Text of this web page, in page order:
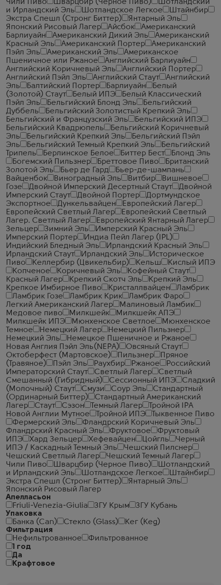
Чили Пиво Шварцбир (Черное Пиво)
Шотландский
и Ирландский Эль
Шотландское Легкое
Штайнбир
Экстра Спешл (Стронг Биттер)
Янтарный Эль
Японский Рисовый Лагер
Айсбок
Американский
Барлиуайн
Американский Дикий Эль
Американский
Красный Эль
Американский Портер
Американский
Пэйл Эль
Американский Эль
Американское
Пшеничное или Ржаное
Английский Барлиуайн
Английский Коричневый Эль
Английский Портер
Английский Пэйл Эль
Английский Стаут
Английский
Эль
Балтийский Портер Барлиуайн
Белый
(Золотой) Стаут
Белый ИПЭ
Белый Классический
Пэйл Эль
Бельгийский Блонд Эль
Бельгийский
Дуббель
Бельгийский Золотистый Крепкий Эль
Бельгийский и Французский Эль
Бельгийский ИПЭ
Бельгийский Квадрюпель
Бельгийский Коричневый
Эль
Бельгийский Крепкий Эль
Бельгийский Пэйл
Эль
Бельгийский Темный Крепкий Эль
Бельгийский
Трипель
Берлинское Белое Биттер Бест
Блонд Эль
Богемский Пильзнер
Бреттовое Пиво
Британский
Золотой Эль
Бьер де Гард
Бьер-де-шампань
Вайценбок
Виноградный Эль Витбир
Вишневое
Гозе
Двойной Имперский Десертный Стаут
Двойной
Имперский Стаут
Двойной Портер
Дортмундское
Экспортное
Дункельвайцен
Европейский Лагер
Европейский Светлый Лагер
Европейский Светлый
Лагер. Светлый Лагер
Европейский Янтарный Лагер
Зельцер
Зимний Эль
Имперский Красный Эль
Имперский Портер
Индиа Пейл Лагер (IPL)
Индийский Бледный Эль
Ирландский Красный Эль
Ирландский Стаут
Ирландский Эль
Историческое
Пиво
Келлербир (Цвикельбир) Кельш
Кислый ИПЭ
Копченое
Коричневый Эль
Кофейный Стаут
Красный Лагер
Крепкий Скотч Эль
Крепкий Эль
Крепкое Имбирное Пиво
Кристаллвайцен
Ламбрик
Ламбрик Гозе
Ламбрик Крик
Ламбрик Фаро
Легкий Американский Лагер
Малиновый Ламбик
Медовое пиво
Милкшейк
Милкшейк АПЭ
Милкшейк ИПЭ
Мюнхенское Светлое
Мюнхенское
Темное
Немецкий Лагер
Немецкий Пильзнер
Немецкий Эль
Немецкое Пшеничное и Ржаное
Новая Англия Пэйл Эль(NEPA)
Овсяный Стаут
Октоберфест (Мартовское)
Пильзнер
Пряное
(Травяное)
Пэйл Эль Раухбир Ржаное
Российский
Императорский Стаут
Светлый Лагер
Светлый
Смешанный (Гибридный)
Сессионный ИПЭ
Сладкий
(Молочный) Стаут
Смузи Соур Эль
Стандартный
(Ординарный Биттер)
Стандартный Американский
Лагер
Стаут Сэзон Темный Лагер
Тройной IPA
Новой Англии Мутное
Тройной ИПЭ
Тыквенное Пиво
Фермерский Эль
Фландрский Коричневый Эль
Фландрский Красный Эль
Фруктовое
Фруктовый
ИПЭ
Хард Зельцер Хефевайцен Цойгль
Черный
ИПЭ / Каскадный Темный Эль
Чешский Пилснер
Чешский Светлый Лагер
Чешский Темный Лагер
Чили Пиво
Шварцбир (Черное Пиво)
Шотландский
и Ирландский Эль
Шотландское Легкое
Штайнбир
Экстра Спешл (Стронг Биттер)
Янтарный Эль
Японский Рисовый Лагер
Апелласьон
Friuli-Venezia-Giulia
ЗГУ Крым
ЗГУ Кубань
Упаковка
Банка (Can)
Стекло (Glass)
Кег (Keg)
Фильтрация
Нефильтрованное
Фильтрованное
1 год
Да
Крафтовое